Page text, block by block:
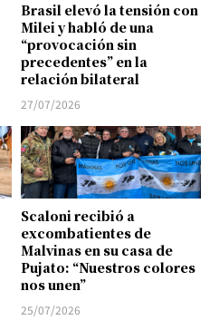
Brasil elevó la tensión con
Milei y habló de una
“provocación sin
precedentes” en la
relación bilateral
27/07/2026
Scaloni recibió a
excombatientes de
Malvinas en su casa de
Pujato: “Nuestros colores
nos unen”
25/07/2026